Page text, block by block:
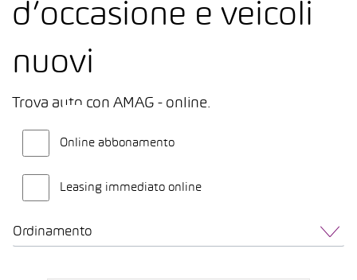
d’occasione e veicoli
nuovi
Trova auto con AMAG - online.
Online abbonamento
Leasing immediato online
Ordinamento